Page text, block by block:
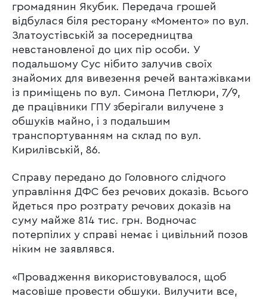
громадянин Якубик. Передача грошей
відбулася біля ресторану «Моменто» по вул.
Златоустівській за посередництва
невстановленої до цих пір особи. У
подальшому Сус нібито залучив своїх
знайомих для вивезення речей вантажівками
із приміщень по вул. Симона Петлюри, 7/9,
де працівники ГПУ зберігали вилучене з
обшуків майно, і з подальшим
транспортуванням на склад по вул.
Кирилівській, 86.
Справу передано до Головного слідчого
управління ДФС без речових доказів. Всього
йдеться про розтрату речових доказів на
суму майже 814 тис. грн. Водночас
потерпілих у справі немає і цивільний позов
ніким не заявлявся.
«Провадження використовувалося, щоб
масовіше провести обшуки. Вилучити все,